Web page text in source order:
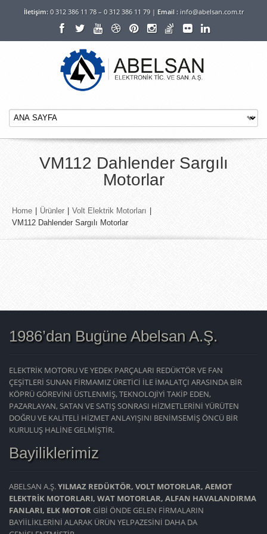
İletişim:0 312 386 11 78 – 0 312 386 11 79 | Email : info@abelsan.com.tr
VM112 Dahlender Sargılı
Motorlar
Home Ürünler Volt Elektrik Motorları
VM112 Dahlender Sargılı Motorlar
1986’dan Bugüne Abelsan A.Ş.
ELEKTRİK MOTORU VE YEDEK PARÇALARI REDÜKTÖR VE FAN
ÇEŞİTLERİ SUNAN FİRMAMIZ ÜRETİCİ İLE İMALATÇI ARASINDA BİR
KÖPRÜ GÖREVİNİ ÜSTLENMİŞ, TEKNOLOJİYİ TAKİP EDEN,
PAZARLAYAN, SATAN VE SATIŞ SONRASI HİZMETLERİNİ YÜRÜTEN
DOĞRU VE KALİTELİ HİZMET ANLAYIŞINI BENİMSEMİŞ ÖNCÜ BİR
KURULUŞ HALİNE GELMİŞTİR.
Bayiliklerimiz
ABELSAN A.Ş.YILMAZ REDÜKTÖR, VOLT MOTORLAR, AEMOT
ELEKTRİK MOTORLARI, WAT MOTORLAR, ALFAN HAVALANDIRMA
FANLARI, ELK MOTORGİBİ ÖNDE GELEN FİRMALARIN
BAYİİLİKLERİNİ ALARAK ÜRÜN YELPAZESİNİ DAHA DA